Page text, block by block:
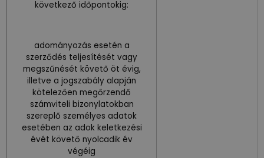
következő időpontokig:
adományozás esetén a
szerződés teljesítését vagy
megszűnését követő öt évig,
illetve a jogszabály alapján
kötelezően megőrzendő
számviteli bizonylatokban
szereplő személyes adatok
esetében az adok keletkezési
évét követő nyolcadik év
végéig